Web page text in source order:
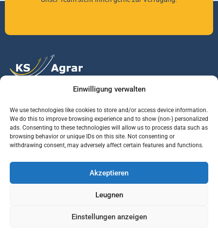
Einwilligung verwalten
We use technologies like cookies to store and/or access device information.
We do this to improve browsing experience and to show (non-) personalized
ads. Consenting to these technologies will allow us to process data such as
browsing behavior or unique IDs on this site. Not consenting or
withdrawing consent, may adversely affect certain features and functions.
Akzeptieren
Leugnen
Einstellungen anzeigen
Vertrauen Sie auf unsere Expertise im Agrarmarkt.
Services Jobs
Business Development
Manager (m/w/d)
Informationen